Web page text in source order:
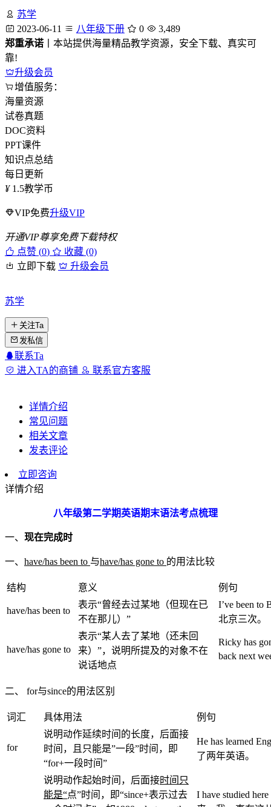
苏学
2023-06-11
八年级下册 0
3,489
郑重承诺 丨本站提供海量精品教学资源，安全下载、真实可
靠!
升级会员
增值服务：
海量资源
试卷真题
DOC资料
PPT课件
知识点总结
每日更新
¥ 1.5教学币
VIP免费升级VIP
开通VIP尊享免费下载特权
点赞 (0)
收藏 (0)
立即下载
升级会员
苏学
关注Ta
发私信
联系Ta
进入TA的商铺
联系官方客服
详情介绍
常见问题
相关文章
发表评论
立即咨询
详情介绍
八年级第二学期英语期末语法考点梳理
一、 现在完成时
一、 have/has been to 与have/has gone to 的用法比较
结构 意义 例句
have/has been to
表示“曾经去过某地（但现在已
不在那儿）”
I’ve been to
北京三次。
have/has gone to
表示“某人去了某地（还未回
来）”，说明所提及的对象不在
说话地点
Ricky has
back next
二、 for与since的用法区别
词汇 具体用法 例句
for
说明动作延续时间的长度，后面接
时间，且只能是”一段”时间，即
“for+一段时间”
He has learned
了两年英语。
说明动作起始时间，后面接时间只
能是“点”时间，即“since+表示过去
I have studied